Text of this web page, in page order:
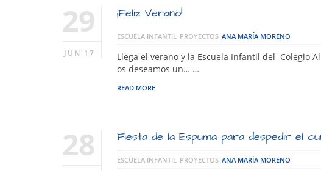
29
JUN'17
¡Feliz Verano!
ESCUELA INFANTIL PROYECTOS ANA MARÍA MORENO
Llega el verano y la Escuela Infantil del Colegio
os deseamos un… …
READ MORE
28 Fiesta de la Espuma para despedir el
ESCUELA INFANTIL PROYECTOS ANA MARÍA MORENO